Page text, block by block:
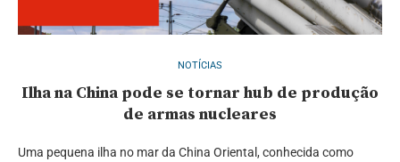
NOTÍCIAS
Ilha na China pode se tornar hub de produção
de armas nucleares
Uma pequena ilha no mar da China Oriental, conhecida como